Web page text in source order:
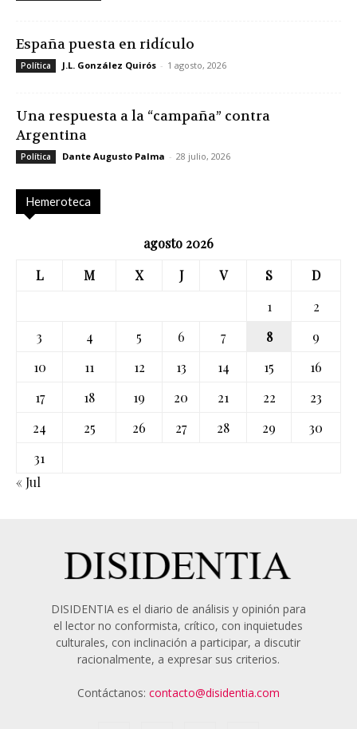
España puesta en ridículo
Política J.L. González Quirós - 1 agosto, 2026
Una respuesta a la “campaña” contra
Argentina
Política Dante Augusto Palma - 28 julio, 2026
Hemeroteca
agosto 2026
L
M X J V S
D
1
2
3
4 5 6 7 8
9
10
11 12 13 14 15
16
17
18 19 20 21 22
23
24
25 26 27 28 29
30
31
« Jul
DISIDENTIA es el diario de análisis y opinión para
el lector no conformista, crítico, con inquietudes
culturales, con inclinación a participar, a discutir
racionalmente, a expresar sus criterios.
Contáctanos: contacto@disidentia.com